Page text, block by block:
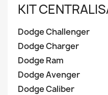
KIT
Dodge Challenger
Dodge Charger
Dodge Ram
Dodge Avenger
Dodge Caliber